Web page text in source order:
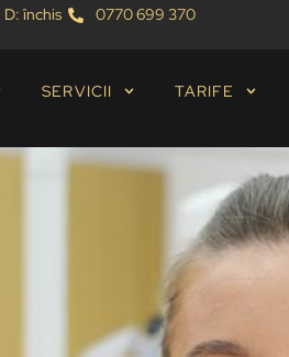
închis 0770 699 370
SERVICII TARIFE